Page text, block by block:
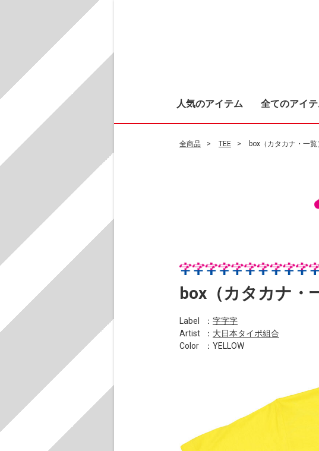
人気のアイテム 全てのアイ
全商品 TEE box（カタカナ・一覧
box（カタカナ・
Label ： 字字字
Artist
： 大日本タイポ組合
Color
：YELLOW